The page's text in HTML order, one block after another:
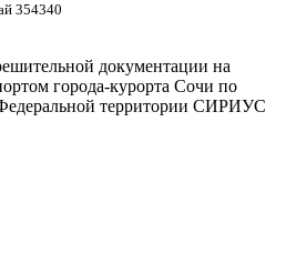
354340
документации на
города-курорта Сочи по
территории СИРИУС